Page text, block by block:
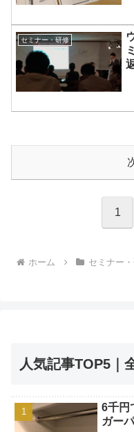
セミナー・研修
1
ホーム セミナー
人気記事TOP5｜
6千円
ガー